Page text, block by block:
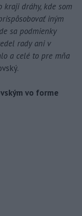
dráhy, kde som
iným
sa podmienky
rady ani v
a celé to pre mňa
vo forme